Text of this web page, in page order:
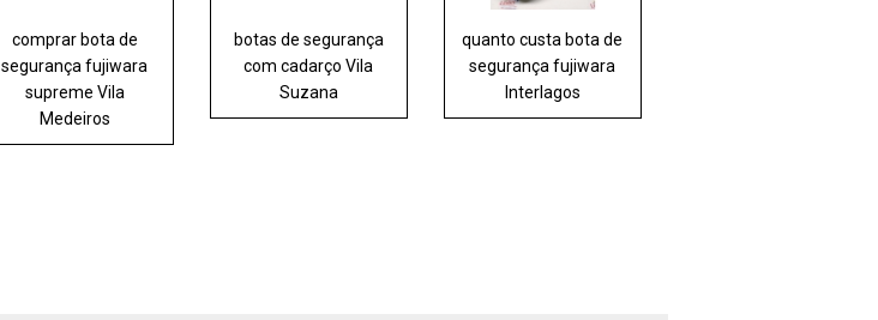
comprar bota de
segurança fujiwara
supreme Vila
Medeiros
botas de segurança
com cadarço Vila
Suzana
quanto custa bota de
segurança fujiwara
Interlagos